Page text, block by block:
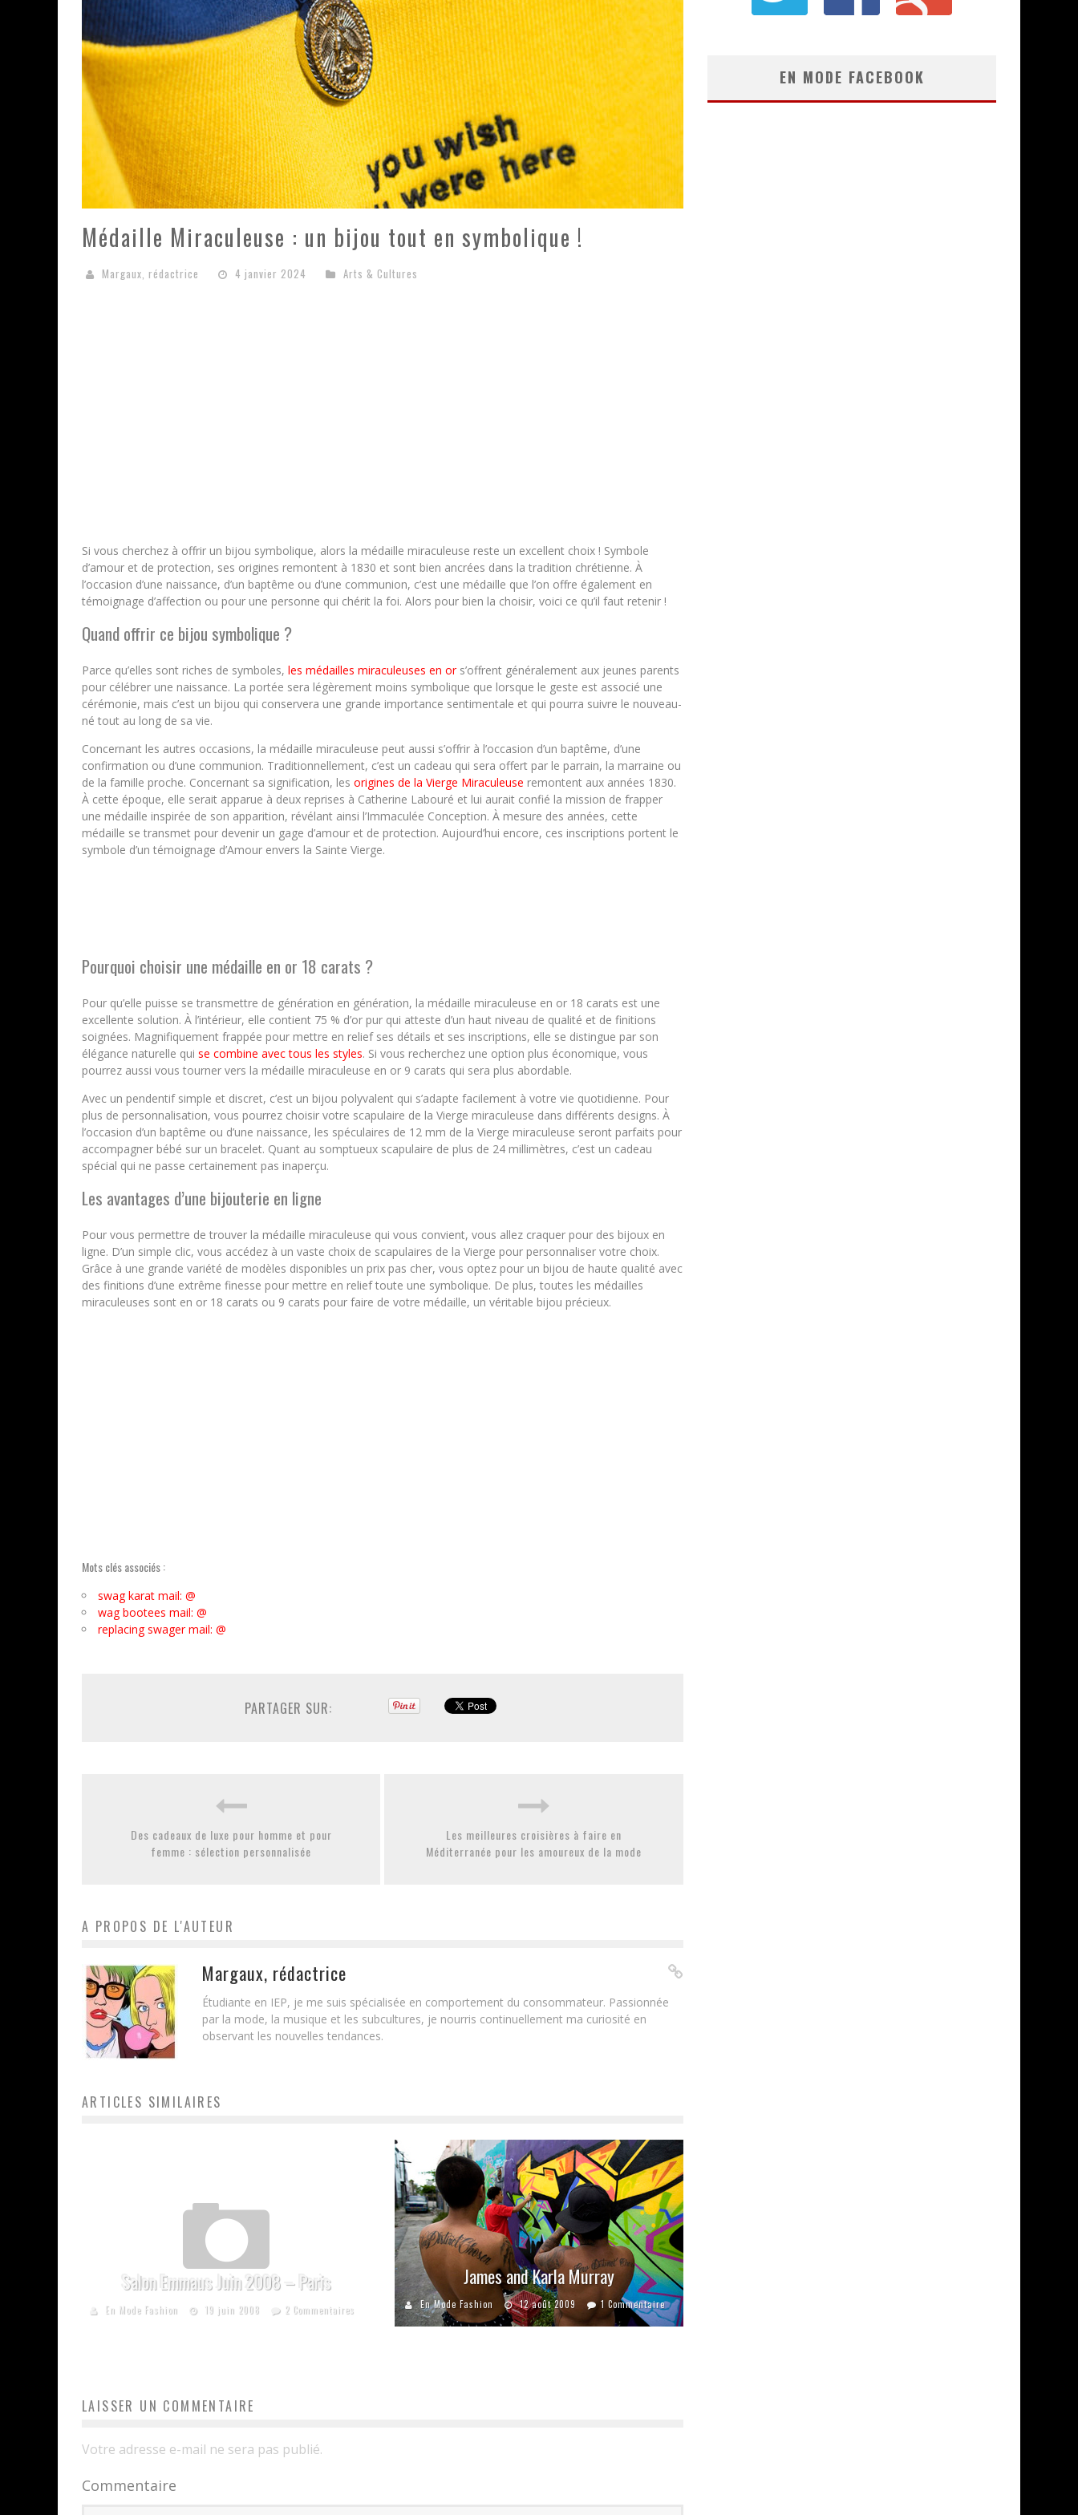
Médaille Miraculeuse : un bijou tout en symbolique !
Margaux, rédactrice 4 janvier 2024 Arts & Cultures
Si vous cherchez à offrir un bijou symbolique, alors la médaille miraculeuse reste un excellent choix ! Symbole
d’amour et de protection, ses origines remontent à 1830 et sont bien ancrées dans la tradition chrétienne. À
l’occasion d’une naissance, d’un baptême ou d’une communion, c’est une médaille que l’on offre également en
témoignage d’affection ou pour une personne qui chérit la foi. Alors pour bien la choisir, voici ce qu’il faut retenir !
Quand offrir ce bijou symbolique ?
Parce qu’elles sont riches de symboles, les médailles miraculeuses en ors’offrent généralement aux jeunes parents
pour célébrer une naissance. La portée sera légèrement moins symbolique que lorsque le geste est associé une
cérémonie, mais c’est un bijou qui conservera une grande importance sentimentale et qui pourra suivre le nouveau-
né tout au long de sa vie.
Concernant les autres occasions, la médaille miraculeuse peut aussi s’offrir à l’occasion d’un baptême, d’une
confirmation ou d’une communion. Traditionnellement, c’est un cadeau qui sera offert par le parrain, la marraine ou
de la famille proche. Concernant sa signification, les origines de la Vierge Miraculeuse remontent aux années 1830.
À cette époque, elle serait apparue à deux reprises à Catherine Labouré et lui aurait confié la mission de frapper
une médaille inspirée de son apparition, révélant ainsi l’Immaculée Conception. À mesure des années, cette
médaille se transmet pour devenir un gage d’amour et de protection. Aujourd’hui encore, ces inscriptions portent le
symbole d’un témoignage d’Amour envers la Sainte Vierge.
Pourquoi choisir une médaille en or 18 carats ?
Pour qu’elle puisse se transmettre de génération en génération, la médaille miraculeuse en or 18 carats est une
excellente solution. À l’intérieur, elle contient 75 % d’or pur qui atteste d’un haut niveau de qualité et de finitions
soignées. Magnifiquement frappée pour mettre en relief ses détails et ses inscriptions, elle se distingue par son
élégance naturelle qui se combine avec tous les styles. Si vous recherchez une option plus économique, vous
pourrez aussi vous tourner vers la médaille miraculeuse en or 9 carats qui sera plus abordable.
Avec un pendentif simple et discret, c’est un bijou polyvalent qui s’adapte facilement à votre vie quotidienne. Pour
plus de personnalisation, vous pourrez choisir votre scapulaire de la Vierge miraculeuse dans différents designs. À
l’occasion d’un baptême ou d’une naissance, les spéculaires de 12 mm de la Vierge miraculeuse seront parfaits pour
accompagner bébé sur un bracelet. Quant au somptueux scapulaire de plus de 24 millimètres, c’est un cadeau
spécial qui ne passe certainement pas inaperçu.
Les avantages d’une bijouterie en ligne
Pour vous permettre de trouver la médaille miraculeuse qui vous convient, vous allez craquer pour des bijoux en
ligne. D’un simple clic, vous accédez à un vaste choix de scapulaires de la Vierge pour personnaliser votre choix.
Grâce à une grande variété de modèles disponibles un prix pas cher, vous optez pour un bijou de haute qualité avec
des finitions d’une extrême finesse pour mettre en relief toute une symbolique. De plus, toutes les médailles
miraculeuses sont en or 18 carats ou 9 carats pour faire de votre médaille, un véritable bijou précieux.
Mots clés associés :
swag karat mail: @
wag bootees mail: @
replacing swager mail: @
PARTAGER SUR:
Des cadeaux de luxe pour homme et pour
femme : sélection personnalisée
Les meilleures croisières à faire en
Méditerranée pour les amoureux de la mode
A PROPOS DE L'AUTEUR
Margaux, rédactrice
Étudiante en IEP, je me suis spécialisée en comportement du consommateur. Passionnée
par la mode, la musique et les subcultures, je nourris continuellement ma curiosité en
observant les nouvelles tendances.
ARTICLES SIMILAIRES
Salon Emmaus Juin 2008 – Paris
En Mode Fashion 19 juin 2008 2 Commentaires
James and Karla Murray
En Mode Fashion 12 août 2009 1 Commentaire
LAISSER UN COMMENTAIRE
Votre adresse e-mail ne sera pas publié.
Commentaire
EN MODE FACEBOOK